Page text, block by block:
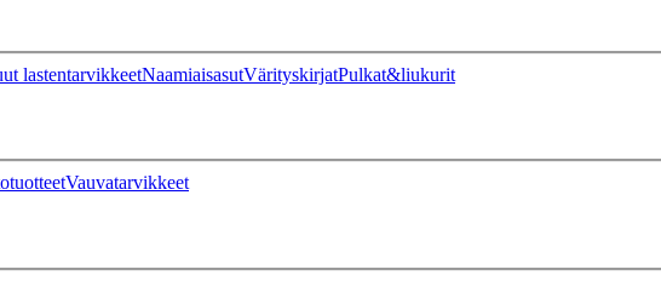
lastentarvikkeetNaamiaisasutVärityskirjatPulkat&liukurit
Vauvatarvikkeet